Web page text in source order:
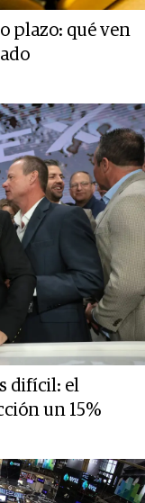
plazo: qué ven
difícil: el
un 15%